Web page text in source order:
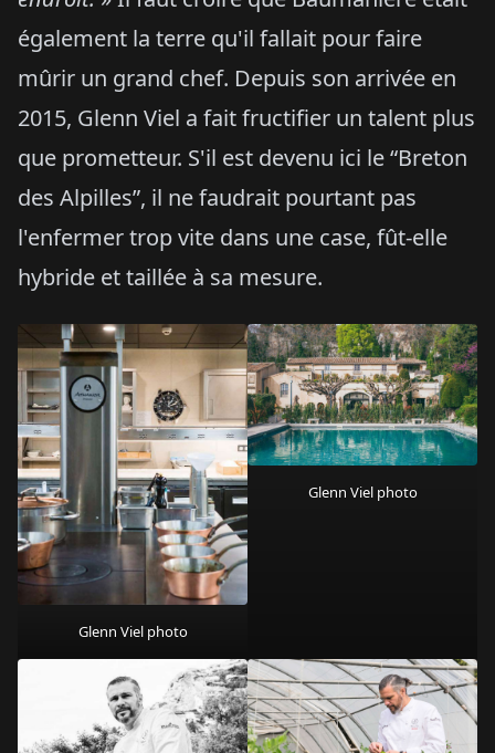
également la terre qu'il fallait pour faire
mûrir un grand chef. Depuis son arrivée en
2015, Glenn Viel a fait fructifier un talent plus
que prometteur. S'il est devenu ici le “Breton
des Alpilles”, il ne faudrait pourtant pas
l'enfermer trop vite dans une case, fût-elle
hybride et taillée à sa mesure.
Glenn Viel photo
Glenn Viel photo